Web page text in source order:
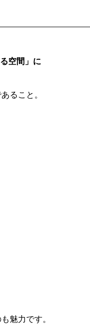
空間」に
ること。
魅力です。